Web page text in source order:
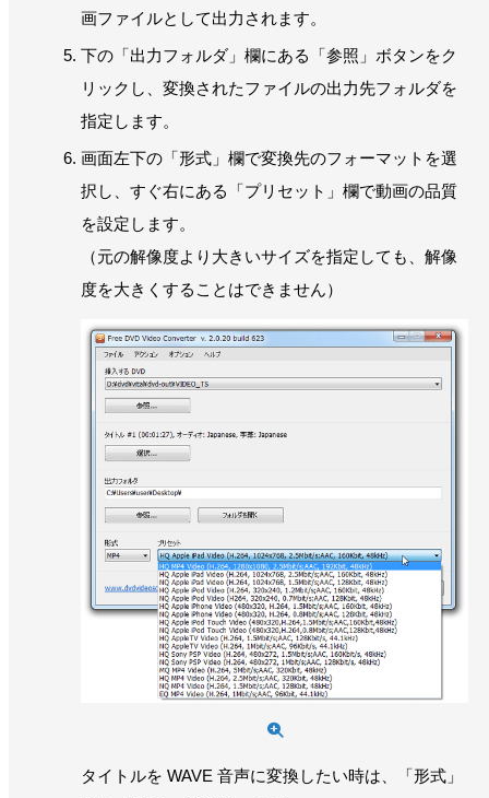
画ファイルとして出力されます。
下の「出力フォルダ」欄にある「参照」ボタンをク
リックし、変換されたファイルの出力先フォルダを
指定します。
画面左下の「形式」欄で変換先のフォーマットを選
択し、すぐ右にある「プリセット」欄で動画の品質
を設定します。
（元の解像度より大きいサイズを指定しても、解像
度を大きくすることはできません）
タイトルを WAVE 音声に変換したい時は、「形式」